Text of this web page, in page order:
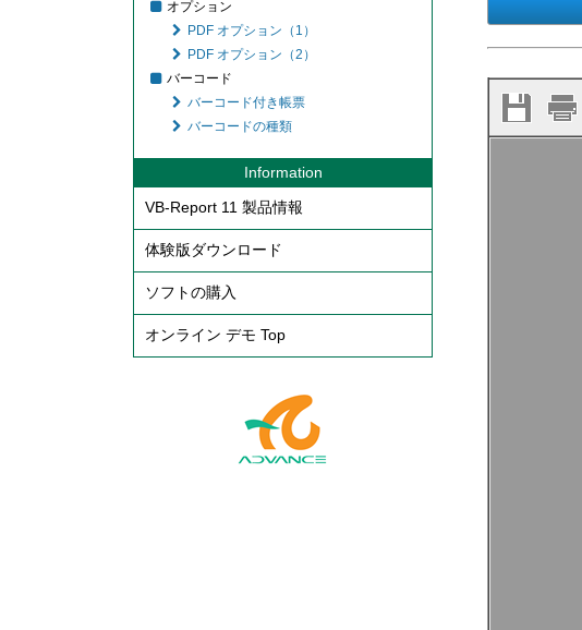
オプション
PDF オプション（1）
PDF オプション（2）
バーコード
バーコード付き帳票
バーコードの種類
Information
VB-Report 11 製品情報
体験版ダウンロード
ソフトの購入
オンライン デモ Top